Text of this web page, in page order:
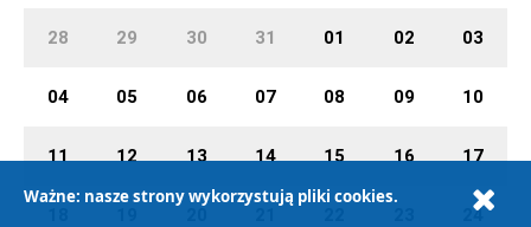
28 29 30 31 01 02 03
04 05 06 07 08 09 10
11 12 13 14 15 16 17
24
Ważne: nasze strony wykorzystują pliki cookies.